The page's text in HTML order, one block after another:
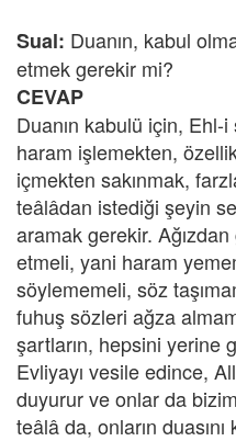
Sual: Duanın, kabul
etmek gerekir mi?
CEVAP
Duanın kabulü için, Ehl-
haram işlemekten,
içmekten sakınmak,
teâlâdan istediği şeyin
aramak gerekir.
etmeli, yani haram
söylememeli, söz
fuhuş sözleri ağza
şartların, hepsini yerine
Evliyayı vesile edince,
duyurur ve onlar da
teâlâ da, onların